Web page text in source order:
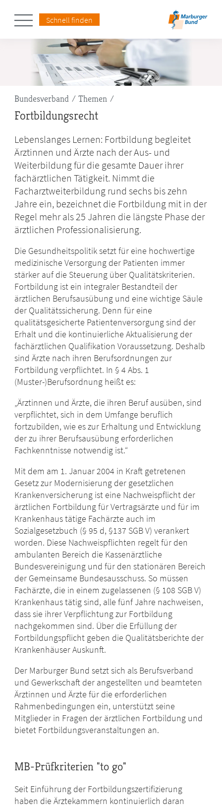
Schnell finden
Pfadnavigation
Bundesverband Themen
Fortbildungsrecht
Lebenslanges Lernen: Fortbildung begleitet
Ärztinnen und Ärzte nach der Aus- und
Weiterbildung für die gesamte Dauer ihrer
fachärztlichen Tätigkeit. Nimmt die
Facharztweiterbildung rund sechs bis zehn
Jahre ein, bezeichnet die Fortbildung mit in der
Regel mehr als 25 Jahren die längste Phase der
ärztlichen Professionalisierung.
Die Gesundheitspolitik setzt für eine hochwertige
medizinische Versorgung der Patienten immer
stärker auf die Steuerung über Qualitätskriterien.
Fortbildung ist ein integraler Bestandteil der
ärztlichen Berufsausübung und eine wichtige Säule
der Qualitätssicherung. Denn für eine
qualitätsgesicherte Patientenversorgung sind der
Erhalt und die kontinuierliche Aktualisierung der
fachärztlichen Qualifikation Voraussetzung. Deshalb
sind Ärzte nach ihren Berufsordnungen zur
Fortbildung verpflichtet. In § 4 Abs. 1
(Muster-)Berufsordnung heißt es:
„Ärztinnen und Ärzte, die ihren Beruf ausüben, sind
verpflichtet, sich in dem Umfange beruflich
fortzubilden, wie es zur Erhaltung und Entwicklung
der zu ihrer Berufsausübung erforderlichen
Fachkenntnisse notwendig ist.“
Mit dem am 1. Januar 2004 in Kraft getretenen
Gesetz zur Modernisierung der gesetzlichen
Krankenversicherung ist eine Nachweispflicht der
ärztlichen Fortbildung für Vertragsärzte und für im
Krankenhaus tätige Fachärzte auch im
Sozialgesetzbuch (§ 95 d, §137 SGB V) verankert
worden. Diese Nachweispflichten regelt für den
ambulanten Bereich die Kassenärztliche
Bundesvereinigung und für den stationären Bereich
der Gemeinsame Bundesausschuss. So müssen
Fachärzte, die in einem zugelassenen (§ 108 SGB V)
Krankenhaus tätig sind, alle fünf Jahre nachweisen,
dass sie ihrer Verpflichtung zur Fortbildung
nachgekommen sind. Über die Erfüllung der
Fortbildungspflicht geben die Qualitätsberichte der
Krankenhäuser Auskunft.
Der Marburger Bund setzt sich als Berufsverband
und Gewerkschaft der angestellten und beamteten
Ärztinnen und Ärzte für die erforderlichen
Rahmenbedingungen ein, unterstützt seine
Mitglieder in Fragen der ärztlichen Fortbildung und
bietet Fortbildungsveranstaltungen an.
MB-Prüfkriterien "to go"
Seit Einführung der Fortbildungszertifizierung
haben die Ärztekammern kontinuierlich daran